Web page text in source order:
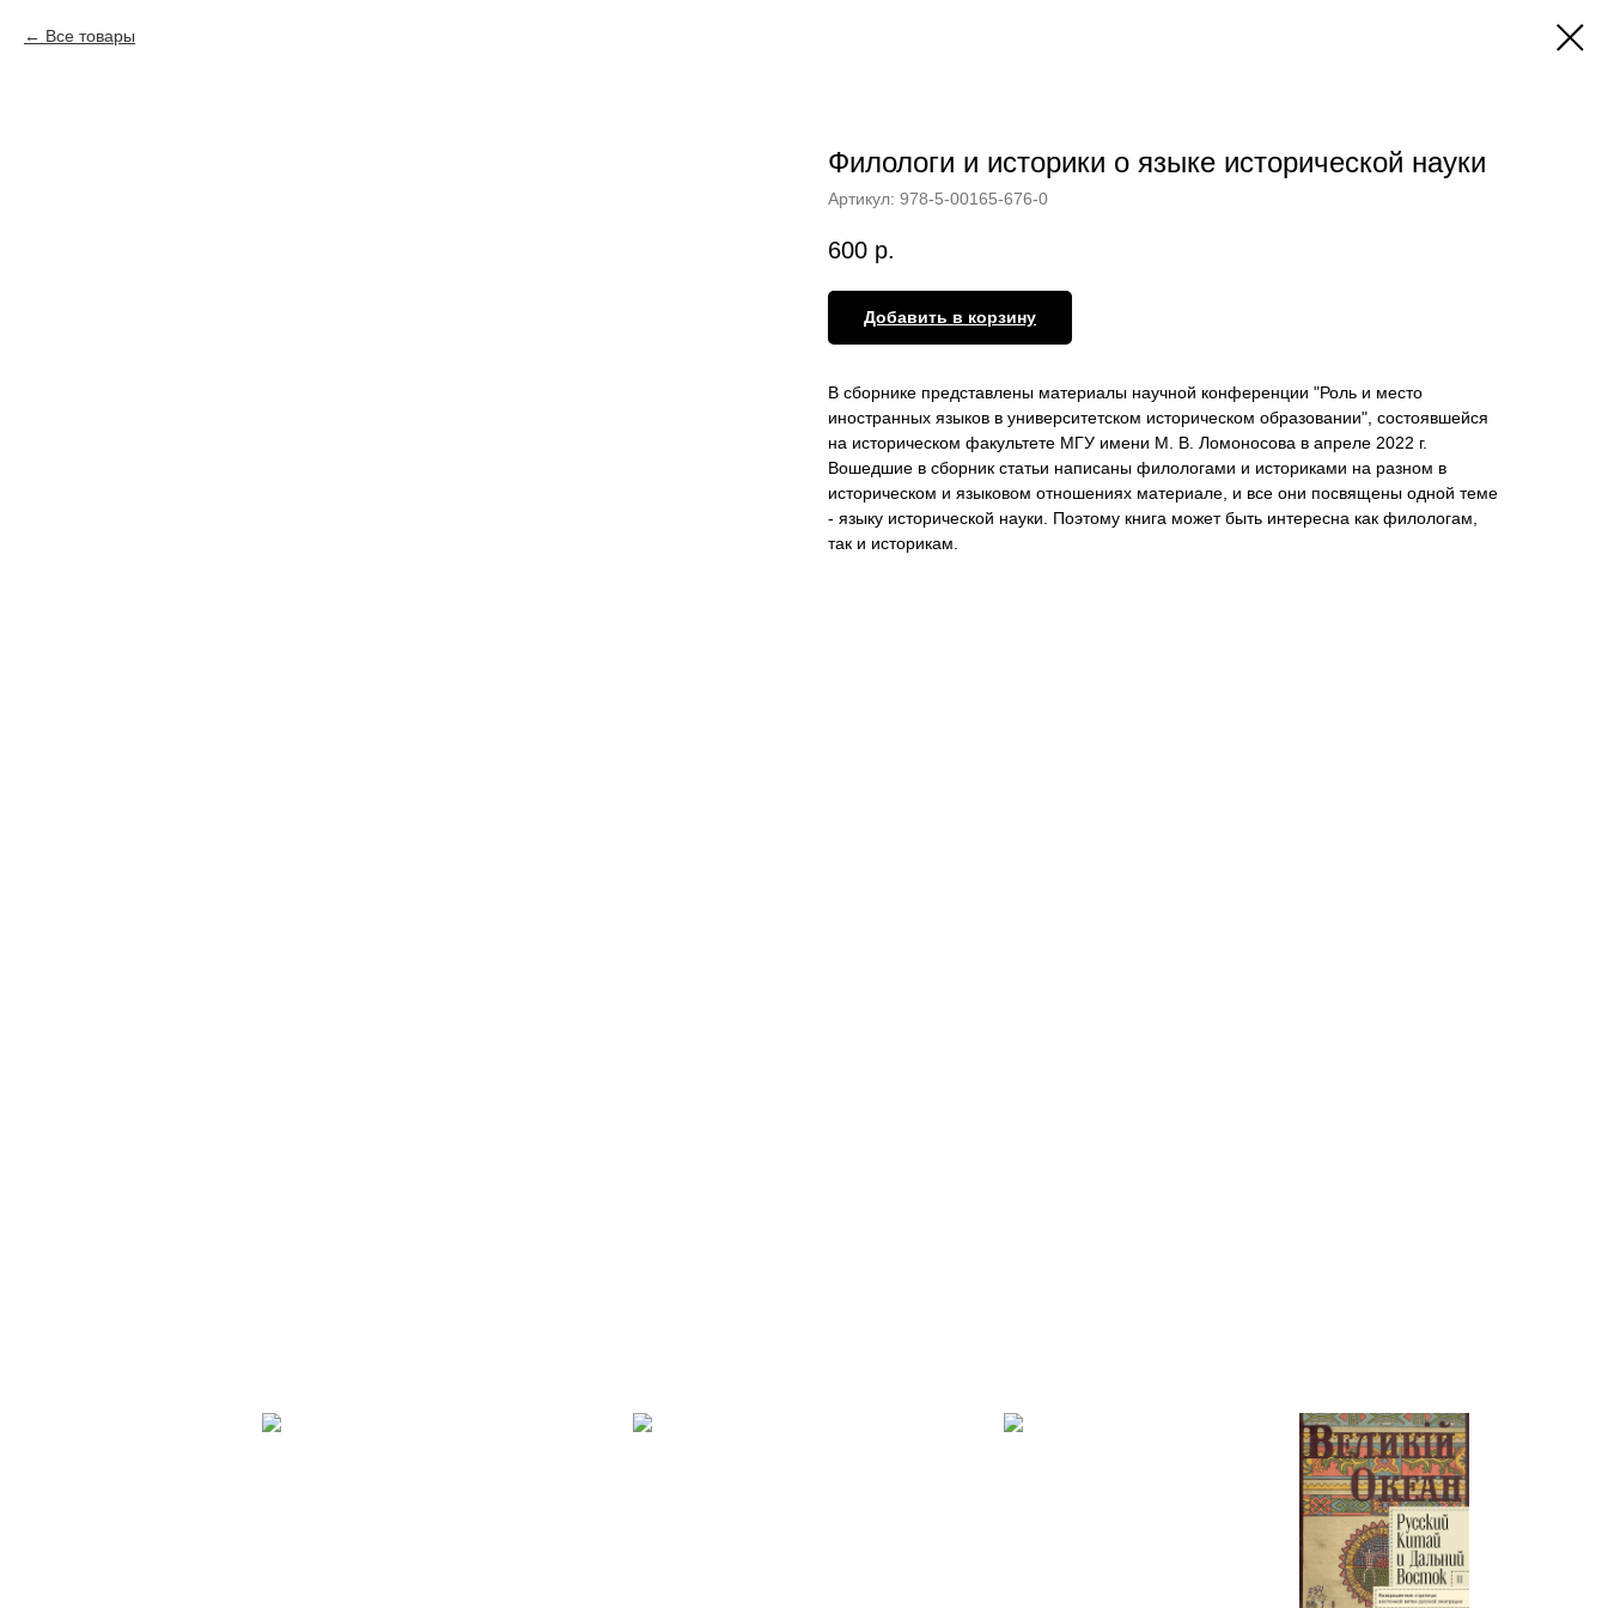
Все товары
Филологи и историки о языке исторической науки
Артикул: 978-5-00165-676-0
600 р.
Добавить в корзину
В сборнике представлены материалы научной конференции "Роль и место
иностранных языков в университетском историческом образовании", состоявшейся
на историческом факультете МГУ имени М. В. Ломоносова в апреле 2022 г.
Вошедшие в сборник статьи написаны филологами и историками на разном в
историческом и языковом отношениях материале, и все они посвящены одной теме
- языку исторической науки. Поэтому книга может быть интересна как филологам,
так и историкам.